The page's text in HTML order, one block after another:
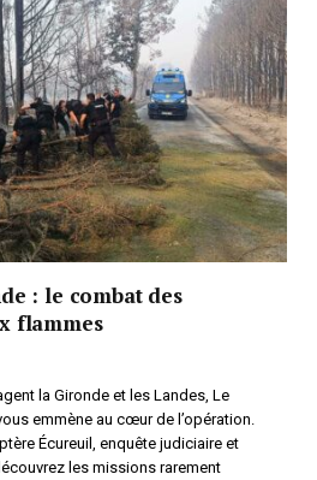
: le combat des
flammes
la Gironde et les Landes, Le
emmène au cœur de l’opération.
Écureuil, enquête judiciaire et
les missions rarement